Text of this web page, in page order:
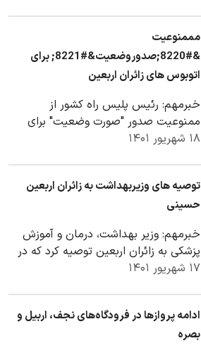
مممنوعیت
&#8220;صدوروضعیت&#8221; برای
اتوبوس های زائران اربعین
خبرمهم: رئیس پلیس راه کشور از
ممنوعیت صدور "صورت وضعیت" برای
اتوبوس‌های زائران به سمت مرزها خبر
۱۸ شهریور ۱۴۰۱
توصیه های وزیربهداشت به زائران اربعین
حسینی
خبرمهم: وزیر بهداشت، درمان و آموزش
پزشکی به زائران اربعین توصیه کرد که در
این ایام استفاده از ماسک، غذای سالم،
۱۷ شهریور ۱۴۰۱
ادامه پروازها در فرودگاه‌های نجف، اربیل و
بصره